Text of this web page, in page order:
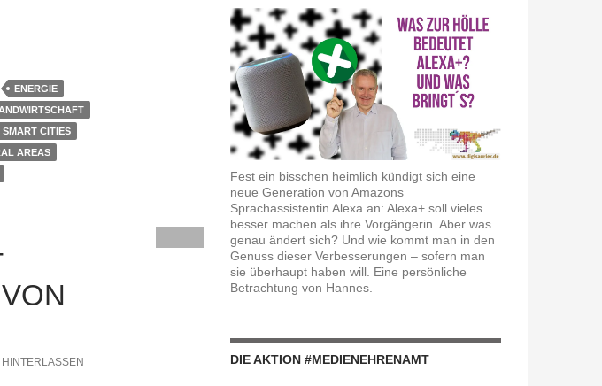
verschmelzen zum Smart Country
ENERGIE
SMART CITIES
AREAS
Fest ein bisschen heimlich kündigt sich eine
neue Generation von Amazons
Sprachassistentin Alexa an: Alexa+ soll vieles
besser machen als ihre Vorgängerin. Aber was
genau ändert sich? Und wie kommt man in den
Genuss dieser Verbesserungen – sofern man
sie überhaupt haben will. Eine persönliche
Betrachtung von Hannes.
DIE AKTION #MEDIENEHRENAMT